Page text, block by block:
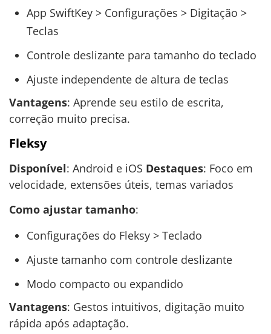
App SwiftKey > Configurações > Digitação >
Teclas
Controle deslizante para tamanho do teclado
Ajuste independente de altura de teclas
Vantagens: Aprende seu estilo de escrita,
correção muito precisa.
Fleksy
Disponível: Android e iOS Destaques: Foco em
velocidade, extensões úteis, temas variados
Como ajustar tamanho:
Configurações do Fleksy > Teclado
Ajuste tamanho com controle deslizante
Modo compacto ou expandido
Vantagens: Gestos intuitivos, digitação muito
rápida após adaptação.